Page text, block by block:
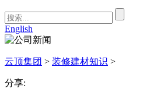
English
云顶集团 > 装修建材知识 >
分享: